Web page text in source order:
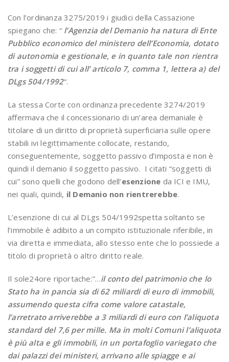
Con l’ordinanza 3275/2019 i giudici della Cassazione
spiegano che: “ l’Agenzia del Demanio ha natura di Ente
Pubblico economico del ministero dell’Economia, dotato
di autonomia e gestionale, e in quanto tale non rientra
tra i soggetti di cui all’ articolo 7, comma 1, lettera a) del
DLgs 504/1992“.
La stessa Corte con ordinanza precedente 3274/2019
affermava che il concessionario di un’area demaniale è
titolare di un diritto di proprietà superficiaria sulle opere
stabili ivi legittimamente collocate, restando,
conseguentemente, soggetto passivo d’imposta e non è
quindi il demanio il soggetto passivo. I citati “soggetti di
cui” sono quelli che godono dell’esenzione da ICI e IMU,
nei quali, quindi, il Demanio non rientrerebbe.
L’esenzione di cui al DLgs 504/1992spetta soltanto se
l’immobile è adibito a un compito istituzionale riferibile, in
via diretta e immediata, allo stesso ente che lo possiede a
titolo di proprietà o altro diritto reale.
Il sole24ore riportache:”…il conto del patrimonio che lo
Stato ha in pancia sia di 62 miliardi di euro di immobili,
assumendo questa cifra come valore catastale,
l’arretrato arriverebbe a 3 miliardi di euro con l’aliquota
standard del 7,6 per mille. Ma in molti Comuni l’aliquota
è più alta e gli immobili, in un portafoglio variegato che
dai palazzi dei ministeri, arrivano alle spiagge e ai